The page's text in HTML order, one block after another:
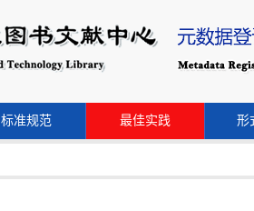
标准规范 最佳实践 形